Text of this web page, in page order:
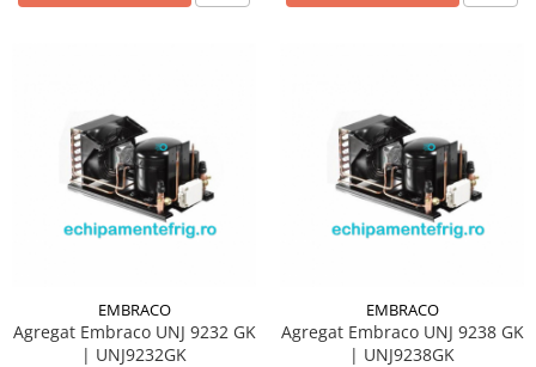
EMBRACO
Agregat Embraco UNJ 9232 GK
| UNJ9232GK
EMBRACO
Agregat Embraco UNJ 9238 GK
| UNJ9238GK